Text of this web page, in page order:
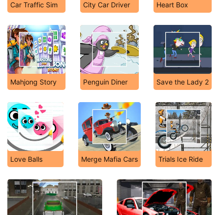
Car Traffic Sim City Car Driver Heart Box
Mahjong Story Penguin Diner Save the Lady 2
Love Balls Merge Mafia Cars Trials Ice Ride